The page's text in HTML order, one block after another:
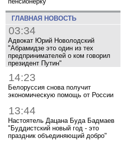
ГЛАВНАЯ НОВОСТЬ
03:34
Адвокат Юрий Новолодский
"Абрамидзе это один из тех
предпринимателей о ком говорил
президент Путин"
14:23
Белоруссия снова получит
экономическую помощь от России
13:44
Настоятель Дацана Буда Бадмаев
"Буддистский новый год - это
праздник объединяющий добро"